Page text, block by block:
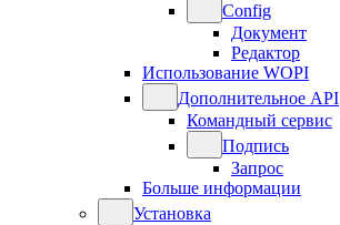
Config
Документ
Редактор
Использование WOPI
Дополнительное API
Командный сервис
Подпись
Запрос
Больше информации
Установка